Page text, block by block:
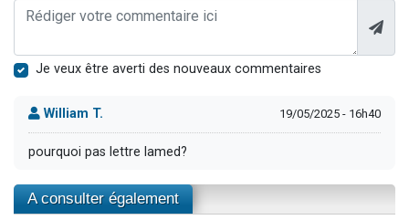
Je veux être averti des nouveaux commentaires
William T. 19/05/2025 - 16h40
pourquoi pas lettre lamed?
A consulter également